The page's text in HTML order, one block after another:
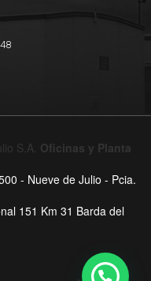
S.A. Oficinas y Planta
- Nueve de Julio - Pcia.
151 Km 31 Barda del